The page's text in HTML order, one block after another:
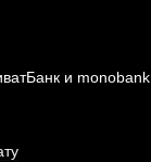
и monobank